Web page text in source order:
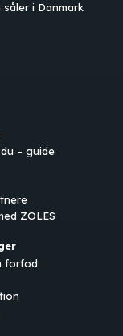
i Danmark
– guide
ZOLES
forfod